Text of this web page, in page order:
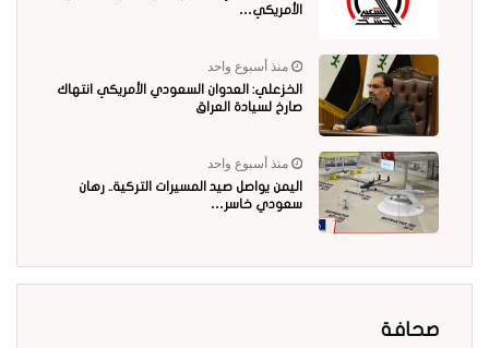
الأمريكي…
منذ أسبوع واحد
الخزعلي: العدوان السعودي الأمريكي انتهاك
صارخ لسيادة العراق
منذ أسبوع واحد
اليمن يواصل صيد المسيرات التركية.. رهان
سعودي خاسر…
صحافة